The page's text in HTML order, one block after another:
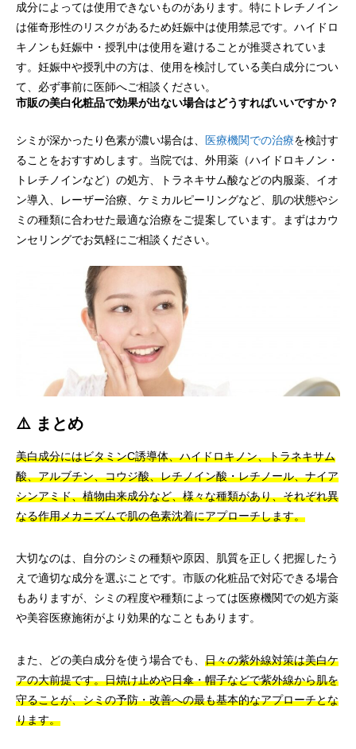
成分によっては使用できないものがあります。特にトレチノイン
は催奇形性のリスクがあるため妊娠中は使用禁忌です。ハイドロ
キノンも妊娠中・授乳中は使用を避けることが推奨されていま
す。妊娠中や授乳中の方は、使用を検討している美白成分につい
て、必ず事前に医師へご相談ください。
市販の美白化粧品で効果が出ない場合はどうすればいいですか？
シミが深かったり色素が濃い場合は、 医療機関での治療を検討す
ることをおすすめします。当院では、外用薬（ハイドロキノン・
トレチノインなど）の処方、トラネキサム酸などの内服薬、イオ
ン導入、レーザー治療、ケミカルピーリングなど、肌の状態やシ
ミの種類に合わせた最適な治療をご提案しています。まずはカウ
ンセリングでお気軽にご相談ください。
⚠️ まとめ
美白成分にはビタミンC誘導体、ハイドロキノン、トラネキサム
酸、アルブチン、コウジ酸、レチノイン酸・レチノール、ナイア
シンアミド、植物由来成分など、様々な種類があり、それぞれ異
なる作用メカニズムで肌の色素沈着にアプローチします。
大切なのは、自分のシミの種類や原因、肌質を正しく把握したう
えで適切な成分を選ぶことです。市販の化粧品で対応できる場合
もありますが、シミの程度や種類によっては医療機関での処方薬
や美容医療施術がより効果的なこともあります。
また、どの美白成分を使う場合でも、 日々の紫外線対策は美白ケ
アの大前提です。日焼け止めや日傘・帽子などで紫外線から肌を
守ることが、シミの予防・改善への最も基本的なアプローチとな
ります。